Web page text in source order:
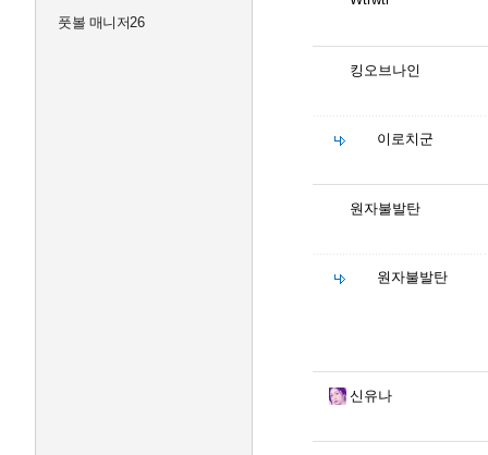
풋볼 매니저26
킹오브나인
이로치군
원자불발탄
원자불발탄
신유나